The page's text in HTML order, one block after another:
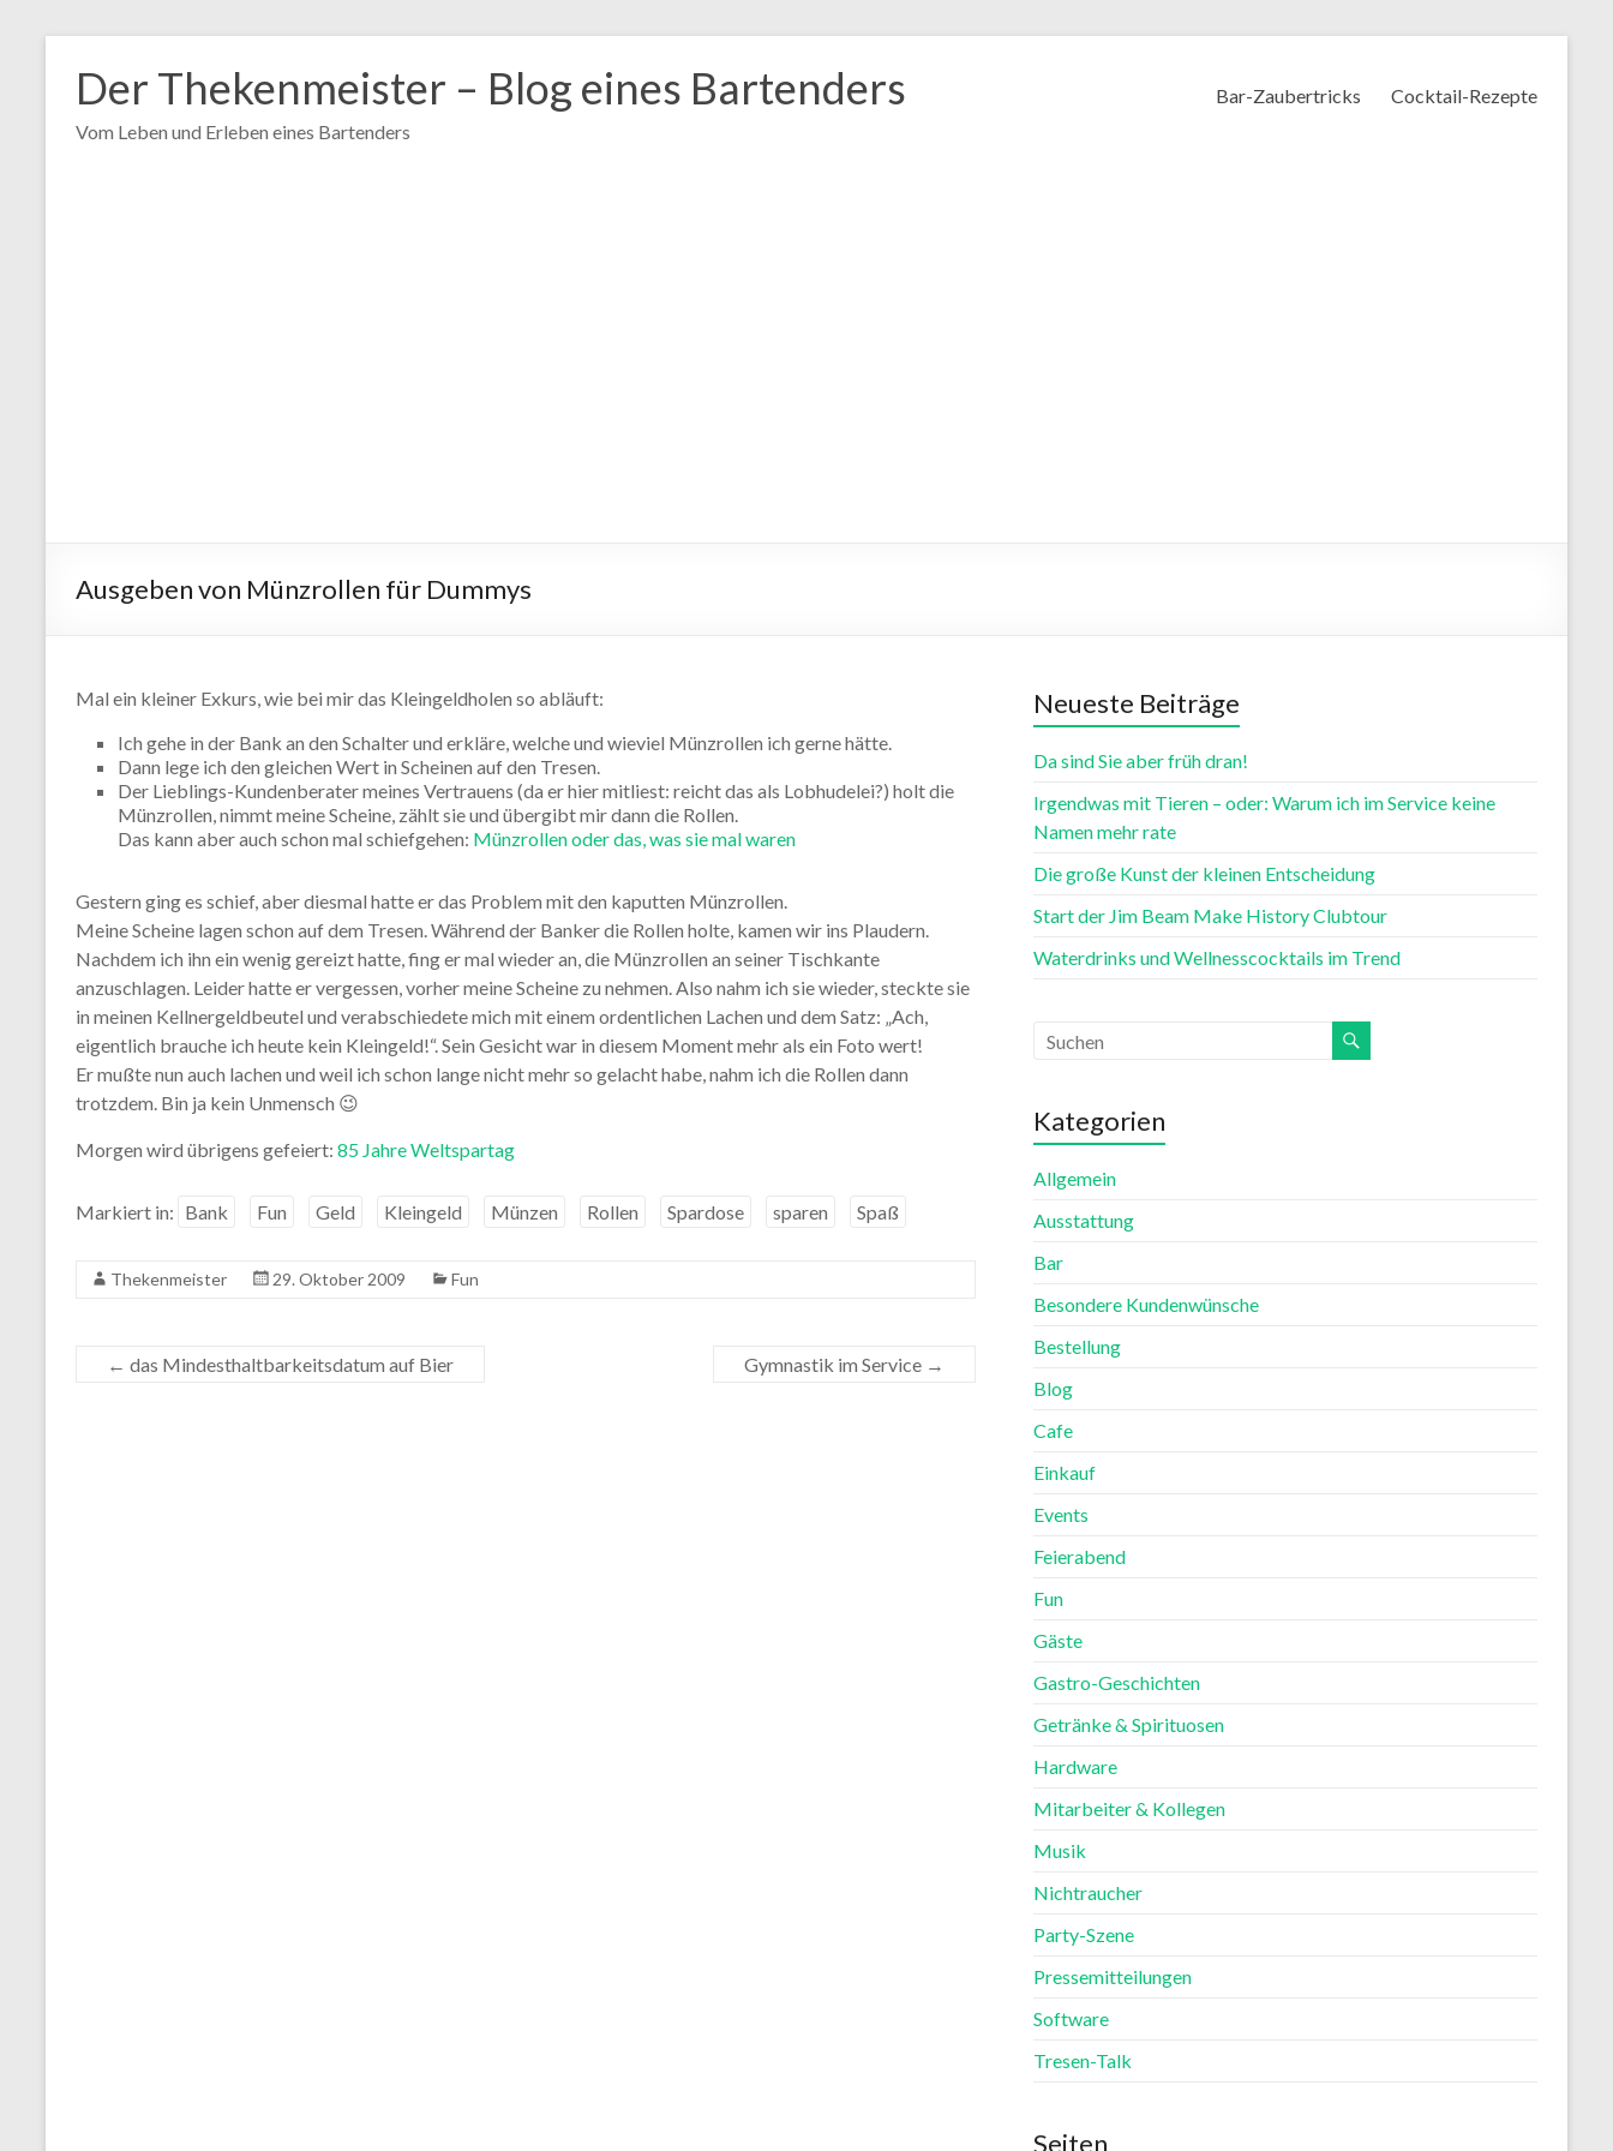
Inhalt
springen
Der Thekenmeister – Blog eines Bartenders
Vom Leben und Erleben eines Bartenders
Bar-Zaubertricks Cocktail-Rezepte
Ausgeben von Münzrollen für Dummys
Mal ein kleiner Exkurs, wie bei mir das Kleingeldholen so abläuft:
Ich gehe in der Bank an den Schalter und erkläre, welche und wieviel Münzrollen ich gerne hätte.
Dann lege ich den gleichen Wert in Scheinen auf den Tresen.
Der Lieblings-Kundenberater meines Vertrauens (da er hier mitliest: reicht das als Lobhudelei?) holt die
Münzrollen, nimmt meine Scheine, zählt sie und übergibt mir dann die Rollen.
Das kann aber auch schon mal schiefgehen: Münzrollen oder das, was sie mal waren
Gestern ging es schief, aber diesmal hatte er das Problem mit den kaputten Münzrollen.
Meine Scheine lagen schon auf dem Tresen. Während der Banker die Rollen holte, kamen wir ins Plaudern.
Nachdem ich ihn ein wenig gereizt hatte, fing er mal wieder an, die Münzrollen an seiner Tischkante
anzuschlagen. Leider hatte er vergessen, vorher meine Scheine zu nehmen. Also nahm ich sie wieder, steckte sie
in meinen Kellnergeldbeutel und verabschiedete mich mit einem ordentlichen Lachen und dem Satz: „Ach,
eigentlich brauche ich heute kein Kleingeld!“. Sein Gesicht war in diesem Moment mehr als ein Foto wert!
Er mußte nun auch lachen und weil ich schon lange nicht mehr so gelacht habe, nahm ich die Rollen dann
trotzdem. Bin ja kein Unmensch 😉
Morgen wird übrigens gefeiert: 85 Jahre Weltspartag
Markiert in: Bank Fun Geld Kleingeld Münzen Rollen Spardose sparen Spaß
Thekenmeister 29. Oktober 2009 Fun
← das Mindesthaltbarkeitsdatum auf Bier Gymnastik im Service →
Neueste Beiträge
Da sind Sie aber früh dran!
Irgendwas mit Tieren – oder: Warum ich im Service keine
Namen mehr rate
Die große Kunst der kleinen Entscheidung
Start der Jim Beam Make History Clubtour
Waterdrinks und Wellnesscocktails im Trend
Kategorien
Allgemein
Ausstattung
Bar
Besondere Kundenwünsche
Bestellung
Blog
Cafe
Einkauf
Events
Feierabend
Fun
Gäste
Gastro-Geschichten
Getränke & Spirituosen
Hardware
Mitarbeiter & Kollegen
Musik
Nichtraucher
Party-Szene
Pressemitteilungen
Software
Tresen-Talk
Seiten